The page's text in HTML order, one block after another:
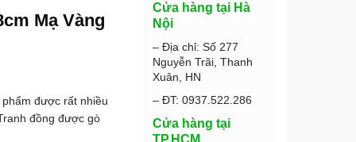
Mạ Vàng
được rất nhiều
đồng được gò
Cửa hàng tại Hà
Nội
– Địa chỉ: Số 277
Nguyễn Trãi, Thanh
Xuân, HN
– ĐT: 0937.522.286
Cửa hàng tại
TP.HCM